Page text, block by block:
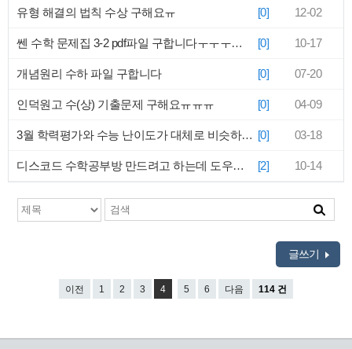
유형 해결의 법칙 수상 구해요ㅠ [0] 12-02
쎈 수학 문제집 3-2 pdf파일 구합니다ㅜㅜㅜㅜㅜㅜㅜ!!! [0] 10-17
개념원리 수하 파일 구합니다 [0] 07-20
인덕원고 수(상) 기출문제 구해요ㅠㅠㅠ [0] 04-09
3월 학력평가와 수능 난이도가 대체로 비슷하다던데 [0] 03-18
디스코드 수학공부방 만드려고 하는데 도우실분 구합니다 [2] 10-14
글쓰기
이전 1 2 3 4 5 6 다음 114 건